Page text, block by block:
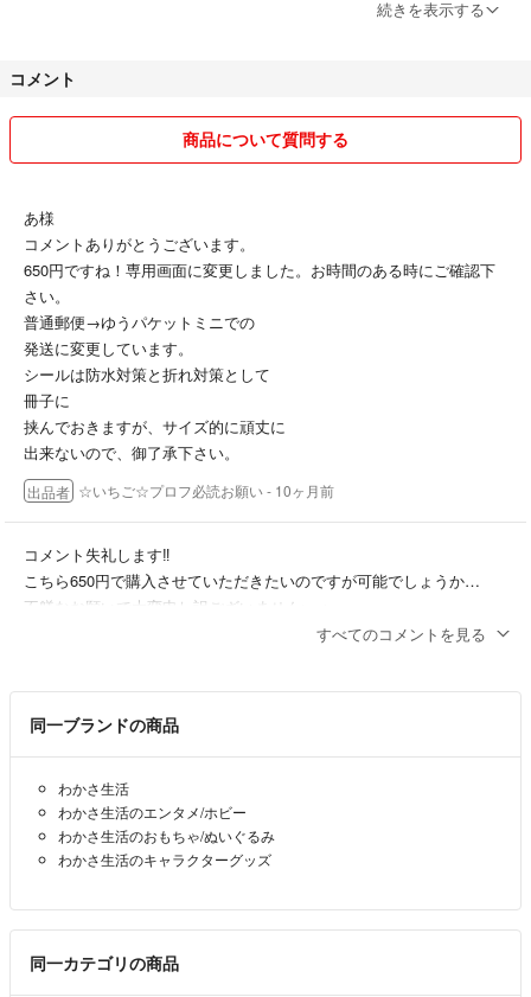
お値段を抑えての出品を心掛けています。
場合があります。
発送は基本敏速に行います！
即日購入OKの為、交渉中でもご購入者を優先させていただきます。
ただ、出品してから長期間経過している
商品もあり、現状態の確認を行ってから
お取り引きを開始したいので、ご購入前に一言メッセージいただけると
有難い
です。
身の回りの整理中の為、多くの出品を
目指しています。
宜しくお願い致します。
続きを表示する
コメント
商品について質問する
あ様
コメントありがとうございます。
650円ですね！専用画面に変更しました。お時間のある時にご確認下
さい。
普通郵便→ゆうパケットミニでの
発送に変更しています。
シールは防水対策と折れ対策として
冊子に
挟んでおきますが、サイズ的に頑丈に
出来ないので、御了承下さい。
出品者 ☆いちご☆プロフ必読お願い- 10ヶ月前
コメント失礼します‼︎
こちら650円で購入させていただきたいのですが可能でしょうか…
不躾なお願いで大変申し訳ございません>_<
すべてのコメントを見る
同一ブランドの商品
わかさ生活
わかさ生活のエンタメ/ホビー
わかさ生活のおもちゃ/ぬいぐるみ
わかさ生活のキャラクターグッズ
同一カテゴリの商品